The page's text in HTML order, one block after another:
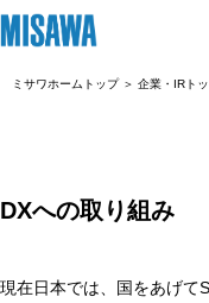
住まい
ミサワホームトップ＞ 企業・IRト
DXへの取り組み
現在日本では、国をあげて